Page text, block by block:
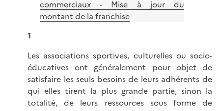
commerciaux - Mise à jour du
montant de la franchise
1
Les associations sportives, culturelles ou socio-
éducatives ont généralement pour objet de
satisfaire les seuls besoins de leurs adhérents de
qui elles tirent la plus grande partie, sinon la
totalité, de leurs ressources sous forme de